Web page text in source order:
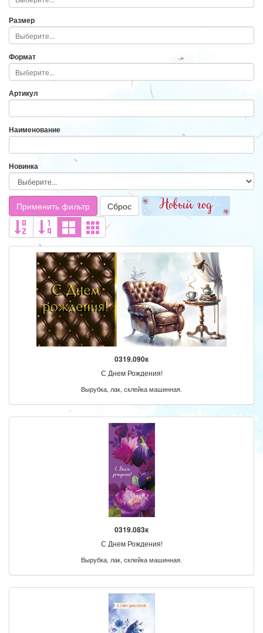
Размер
Формат
Артикул
Наименование
Новинка
Применить фильтр Сброс
0319.090к
С Днем Рождения!
Вырубка, лак, склейка машинная.
0319.083к
С Днем Рождения!
Вырубка, лак, склейка машинная.